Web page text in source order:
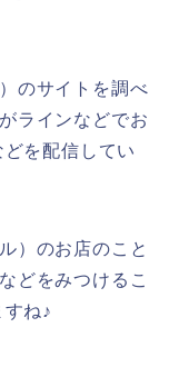
のサイトを調べ
ラインなどでお
を配信してい
）のお店のこと
どをみつけるこ
ね♪